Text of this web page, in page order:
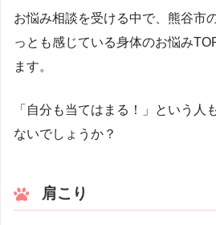
お悩み相談を受ける中で、熊谷市
っとも感じている身体のお悩み
ます。
「自分も当てはまる！」という人
ないでしょうか？
肩こり